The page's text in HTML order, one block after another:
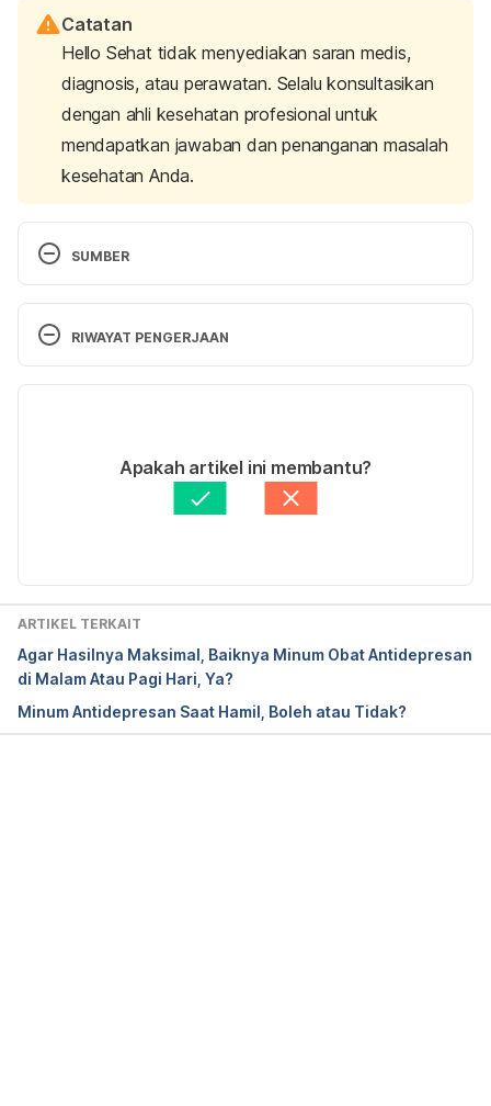
Catatan
Hello Sehat tidak menyediakan saran medis,
diagnosis, atau perawatan. Selalu konsultasikan
dengan ahli kesehatan profesional untuk
mendapatkan jawaban dan penanganan masalah
kesehatan Anda.
SUMBER
2020, from
https://www.mims.com/malaysia/drug/info/opipram
https://www.drugs.com/international/opipramol.html
id/opipramol
RIWAYAT PENGERJAAN
Ditulis oleh Lika Aprilia Samiadi
Ditinjau secara medis oleh
dr. Tania Savitri
Diperbarui oleh: Nanda Saputri
Apakah artikel ini membantu?
ARTIKEL TERKAIT
Agar Hasilnya Maksimal, Baiknya Minum Obat Antidepresan
di Malam Atau Pagi Hari, Ya?
Minum Antidepresan Saat Hamil, Boleh atau Tidak?